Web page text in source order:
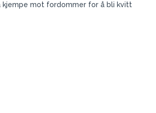
kjempe mot fordommer for å bli kvitt